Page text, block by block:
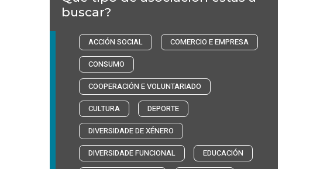
buscar?
ACCIÓN SOCIAL
COMERCIO E EMPRESA
CONSUMO
COOPERACIÓN E VOLUNTARIADO
CULTURA
DEPORTE
DIVERSIDADE DE XÉNERO
DIVERSIDADE FUNCIONAL
EDUCACIÓN